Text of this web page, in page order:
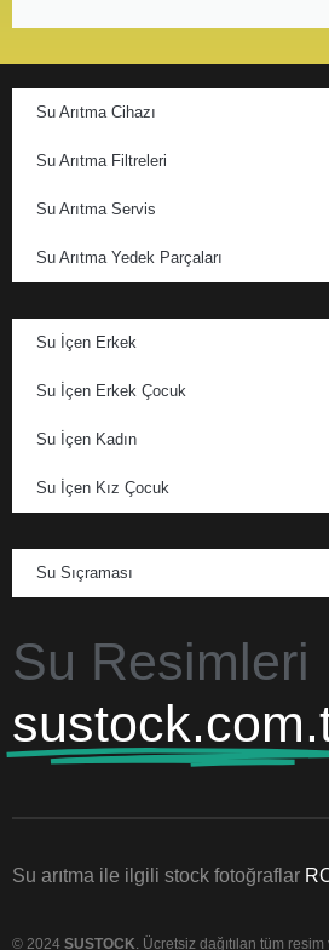
Su Arıtma Cihazı
Su Arıtma Filtreleri
Su Arıtma Servis
Su Arıtma Yedek Parçaları
Su İçen Erkek
Su İçen Erkek Çocuk
Su İçen Kadın
Su İçen Kız Çocuk
Su Sıçraması
Su Resimleri
Su arıtma ile ilgili stock fotoğraflar
© 2024 SUSTOCK . Ücretsiz dağıtılan tüm